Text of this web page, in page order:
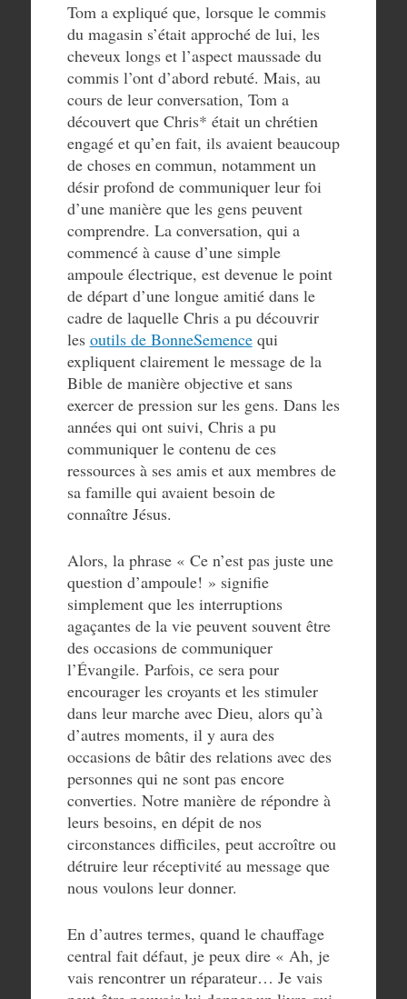
Tom a expliqué que, lorsque le commis
du magasin s’était approché de lui, les
cheveux longs et l’aspect maussade du
commis l’ont d’abord rebuté. Mais, au
cours de leur conversation, Tom a
découvert que Chris* était un chrétien
engagé et qu’en fait, ils avaient beaucoup
de choses en commun, notamment un
désir profond de communiquer leur foi
d’une manière que les gens peuvent
comprendre. La conversation, qui a
commencé à cause d’une simple
ampoule électrique, est devenue le point
de départ d’une longue amitié dans le
cadre de laquelle Chris a pu découvrir
les outils de BonneSemencequi
expliquent clairement le message de la
Bible de manière objective et sans
exercer de pression sur les gens. Dans les
années qui ont suivi, Chris a pu
communiquer le contenu de ces
ressources à ses amis et aux membres de
sa famille qui avaient besoin de
connaître Jésus.
Alors, la phrase « Ce n’est pas juste une
question d’ampoule! » signifie
simplement que les interruptions
agaçantes de la vie peuvent souvent être
des occasions de communiquer
l’Évangile. Parfois, ce sera pour
encourager les croyants et les stimuler
dans leur marche avec Dieu, alors qu’à
d’autres moments, il y aura des
occasions de bâtir des relations avec des
personnes qui ne sont pas encore
converties. Notre manière de répondre à
leurs besoins, en dépit de nos
circonstances difficiles, peut accroître ou
détruire leur réceptivité au message que
nous voulons leur donner.
En d’autres termes, quand le chauffage
central fait défaut, je peux dire « Ah, je
vais rencontrer un réparateur… Je vais